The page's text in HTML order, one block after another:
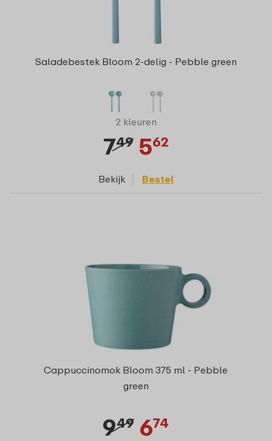
Saladebestek Bloom 2-delig - Pebble green
2 kleuren
749 562
Bekijk Bestel
Cappuccinomok Bloom 375 ml - Pebble
green
949 674